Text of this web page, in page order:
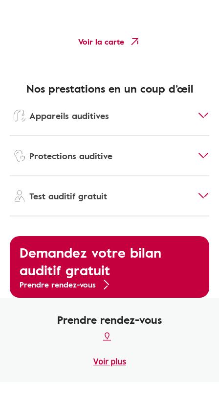
Voir la carte
Nos prestations en un coup d’œil
Appareils auditives
Protections auditive
Test auditif gratuit
Demandez votre bilan
auditif gratuit
Prendre rendez-vous
Prendre rendez-vous
Voir plus